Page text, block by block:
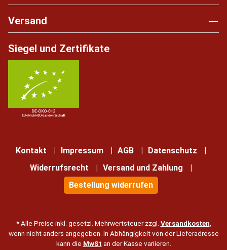
Versand
Siegel und Zertifikate
Kontakt Impressum AGB
Datenschutz
Widerrufsrecht
Versand und Zahlung
Bestellung widerrufen
* Alle Preise inkl. gesetzl. Mehrwertsteuer zzgl. Versandkosten
wenn nicht anders angegeben. In Abhängigkeit von der Lieferadresse
kann die MwSt an der Kasse variieren.